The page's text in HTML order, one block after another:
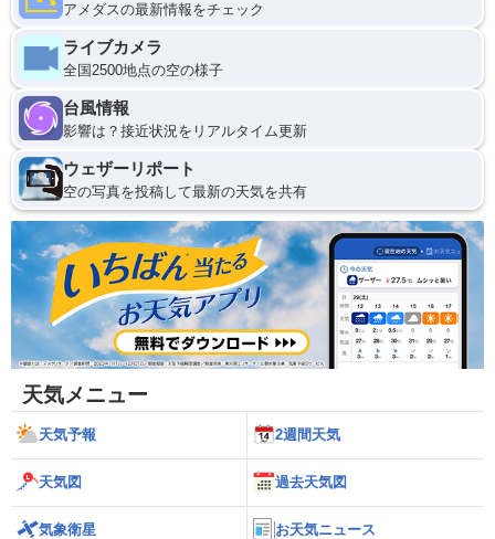
アメダスの最新情報をチェック
ライブカメラ
全国2500地点の空の様子
台風情報
影響は？接近状況をリアルタイム更新
ウェザーリポート
空の写真を投稿して最新の天気を共有
天気メニュー
天気予報 2週間天気
天気図 過去天気図
気象衛星 お天気ニュース